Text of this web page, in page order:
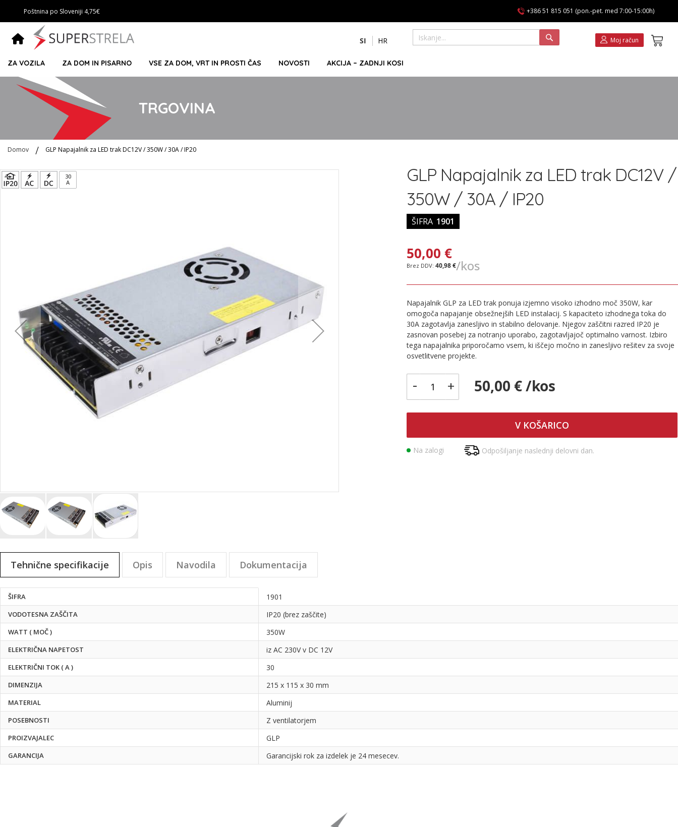
Poštnina po Sloveniji 4,75€ +386 51 815 051 (pon.-pet. med 7:00-15:00h)
na
SI HR Moj račun
ZA VOZILA ZA DOM IN PISARNO VSE ZA DOM, VRT IN PROSTI ČAS NOVOSTI AKCIJA – ZADNJI KOSI
TRGOVINA
Domov GLP Napajalnik za LED trak DC12V / 350W / 30A / IP20
Preskoči
na
30
A
na
začetek
GLP Napajalnik za LED trak DC12V /
350W / 30A / IP20
ŠIFRA 1901
50,00 €
40,98 €/kos
Napajalnik GLP za LED trak ponuja izjemno visoko izhodno moč 350W, kar
omogoča napajanje obsežnejših LED instalacij. S kapaciteto izhodnega toka do
30A zagotavlja zanesljivo in stabilno delovanje. Njegov zaščitni razred IP20 je
zasnovan posebej za notranjo uporabo, zagotavljajoč optimalno varnost. Izbiro
tega napajalnika priporočamo vsem, ki iščejo močno in zanesljivo rešitev za svoje
osvetlitvene projekte.
- + 50,00 € /kos
V KOŠARICO
Na zalogi Odpošiljanje naslednji delovni dan.
Tehnične specifikacije
Tehnične
specifikacije
ŠIFRA 1901
VODOTESNA ZAŠČITA IP20 (brez zaščite)
WATT ( MOČ ) 350W
ELEKTRIČNA NAPETOST iz AC 230V v DC 12V
ELEKTRIČNI TOK ( A ) 30
DIMENZIJA 215 x 115 x 30 mm
MATERIAL Aluminij
POSEBNOSTI Z ventilatorjem
PROIZVAJALEC GLP
GARANCIJA Garancijski rok za izdelek je 24 mesecev.
Opis Navodila Dokumentacija